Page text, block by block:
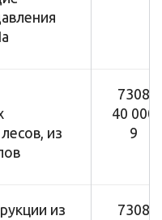
из
7308
40 000
9
из
7308